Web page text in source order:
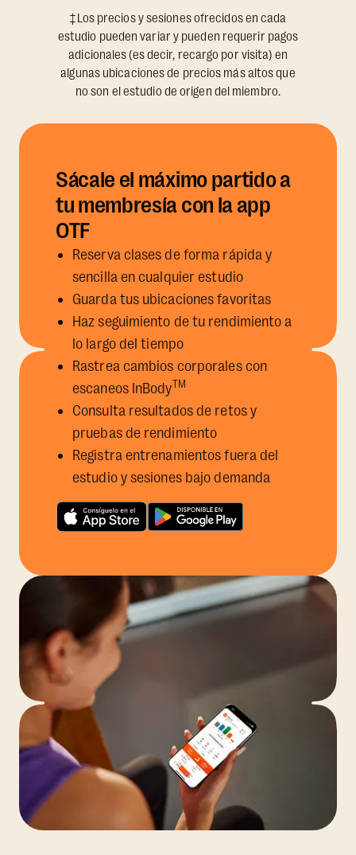
‡Los precios y sesiones ofrecidos en cada
estudio pueden variar y pueden requerir pagos
adicionales (es decir, recargo por visita) en
algunas ubicaciones de precios más altos que
no son el estudio de origen del miembro.
Sácale el máximo partido a
tu membresía con la app
OTF
Reserva clases de forma rápida y
sencilla en cualquier estudio
Guarda tus ubicaciones favoritas
Haz seguimiento de tu rendimiento a
lo largo del tiempo
Rastrea cambios corporales con
escaneos InBodyTM
Consulta resultados de retos y
pruebas de rendimiento
Registra entrenamientos fuera del
estudio y sesiones bajo demanda